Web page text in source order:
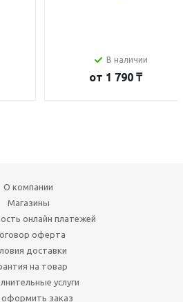
В наличии
от 1 790 ₸
О компании
Магазины
онлайн платежей
оферта
доставки
на товар
услуги
оформить заказ